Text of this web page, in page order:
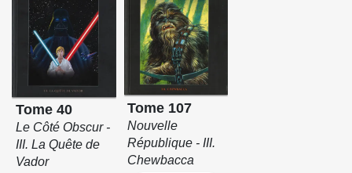
Tome 40
Le Côté Obscur -
III. La Quête de
Vador
Tome 107
Nouvelle
République - III.
Chewbacca